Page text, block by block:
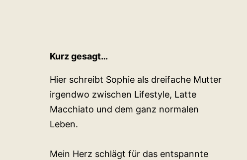
Kurz gesagt…
Hier schreibt Sophie als dreifache Mutter
irgendwo zwischen Lifestyle, Latte
Macchiato und dem ganz normalen
Leben.
Mein Herz schlägt für das entspannte